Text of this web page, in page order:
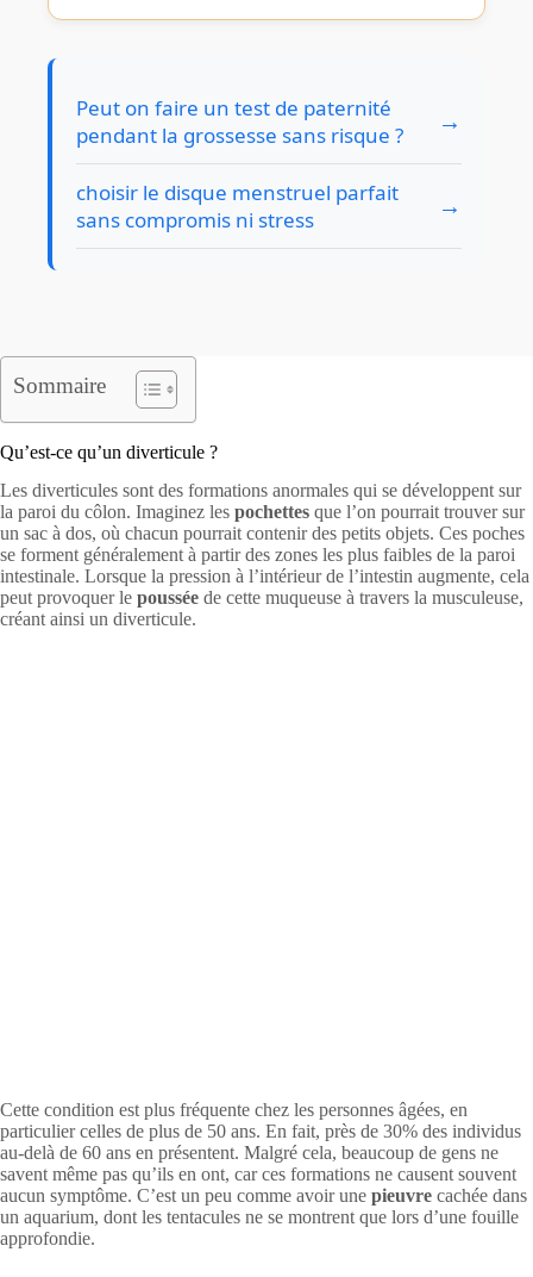
Peut on faire un test de paternité
pendant la grossesse sans risque ?
→
choisir le disque menstruel parfait
sans compromis ni stress
→
Sommaire
Qu’est-ce qu’un diverticule ?
Les diverticules sont des formations anormales qui se développent sur
la paroi du côlon. Imaginez les pochettes que l’on pourrait trouver sur
un sac à dos, où chacun pourrait contenir des petits objets. Ces poches
se forment généralement à partir des zones les plus faibles de la paroi
intestinale. Lorsque la pression à l’intérieur de l’intestin augmente, cela
peut provoquer le poussée de cette muqueuse à travers la musculeuse,
créant ainsi un diverticule.
Cette condition est plus fréquente chez les personnes âgées, en
particulier celles de plus de 50 ans. En fait, près de 30% des individus
au-delà de 60 ans en présentent. Malgré cela, beaucoup de gens ne
savent même pas qu’ils en ont, car ces formations ne causent souvent
aucun symptôme. C’est un peu comme avoir une pieuvre cachée dans
un aquarium, dont les tentacules ne se montrent que lors d’une fouille
approfondie.